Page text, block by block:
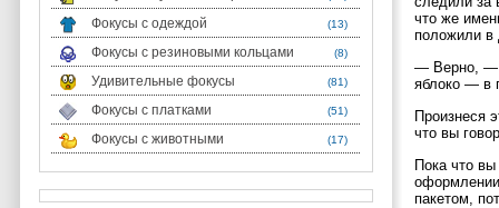
Фокусы с одеждой (13)
Фокусы с резиновыми кольцами (8)
Удивительные фокусы (81)
Фокусы с платками (51)
Фокусы с животными (17)
что же
положили в
— Верно, —
яблоко — в
Произнеся
что вы
Пока что
пакетом,